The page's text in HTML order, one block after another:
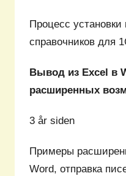
Процесс
справочников
Вывод из Excel в
расширенных
3 år siden
Примеры
Word, отправка